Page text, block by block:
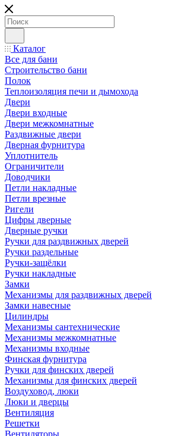
Каталог
Все для бани
Строительство бани
Полок
Теплоизоляция печи и дымохода
Двери
Двери входные
Двери межкомнатные
Раздвижные двери
Дверная фурнитура
Уплотнитель
Ограничители
Доводчики
Петли накладные
Петли врезные
Ригели
Цифры дверные
Дверные ручки
Ручки для раздвижных дверей
Ручки раздельные
Ручки-защёлки
Ручки накладные
Замки
Механизмы для раздвижных дверей
Замки навесные
Цилиндры
Механизмы сантехнические
Механизмы межкомнатные
Механизмы входные
Финская фурнитура
Ручки для финских дверей
Механизмы для финских дверей
Воздуховод, люки
Люки и дверцы
Вентиляция
Решетки
Вентиляторы